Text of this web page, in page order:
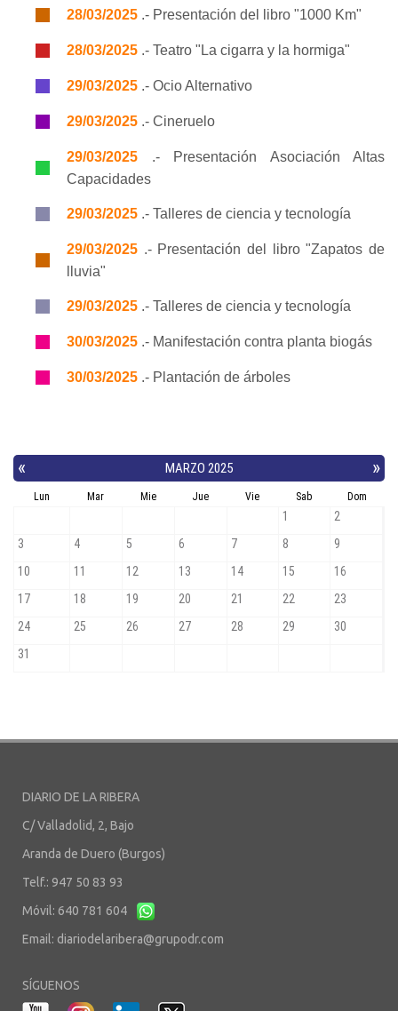
28/03/2025 .- Presentación del libro "1000 Km"
28/03/2025 .- Teatro "La cigarra y la hormiga"
29/03/2025 .- Ocio Alternativo
29/03/2025 .- Cineruelo
29/03/2025 .- Presentación Asociación Altas
Capacidades
29/03/2025 .- Talleres de ciencia y tecnología
29/03/2025 .- Presentación del libro "Zapatos de
lluvia"
29/03/2025 .- Talleres de ciencia y tecnología
30/03/2025 .- Manifestación contra planta biogás
30/03/2025 .- Plantación de árboles
DIARIO DE LA RIBERA
C/ Valladolid, 2, Bajo
Aranda de Duero (Burgos)
Telf.: 947 50 83 93
Móvil: 640 781 604
Email: diariodelaribera@grupodr.com
SÍGUENOS